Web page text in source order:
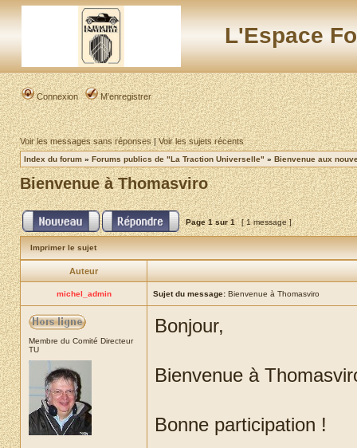
L'Espace
Connexion M’enregistrer
Voir les messages sans réponses|Voir les sujets récents
Index du forum » Forums publics de "La Traction Universelle" » Bienvenue aux
Bienvenue à Thomasviro
Page1sur1 [ 1 message ]
Imprimer le sujet
Auteur
michel_admin Sujet du message: Bienvenue à Thomasviro
Membre du Comité Directeur
TU
Bonjour,
Bienvenue à
Bonne participation !